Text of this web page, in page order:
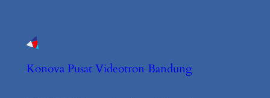
Konova Pusat Videotron Bandung